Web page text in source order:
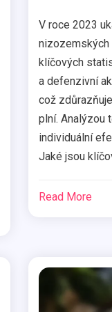
V roce 2023
klíčových
a defenzivní
což
plní. Analýzou
individuální
Jaké jsou
Read More